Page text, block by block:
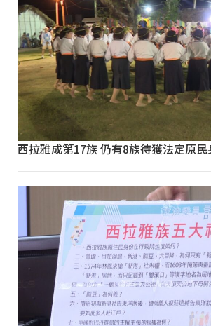
西拉雅成第17族 仍有8族待獲法定原民